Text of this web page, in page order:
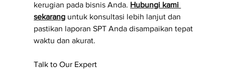
kerugian pada bisnis Anda. Hubungi kami
sekarang untuk konsultasi lebih lanjut dan
pastikan laporan SPT Anda disampaikan tepat
waktu dan akurat.
Talk to Our Expert